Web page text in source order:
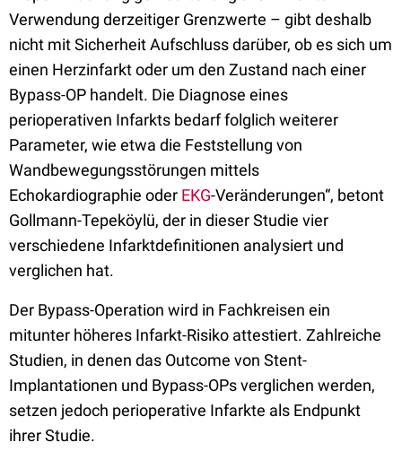
Verwendung derzeitiger Grenzwerte – gibt deshalb
nicht mit Sicherheit Aufschluss darüber, ob es sich um
einen Herzinfarkt oder um den Zustand nach einer
Bypass-OP handelt. Die Diagnose eines
perioperativen Infarkts bedarf folglich weiterer
Parameter, wie etwa die Feststellung von
Wandbewegungsstörungen mittels
Echokardiographie oder EKG-Veränderungen“, betont
Gollmann-Tepeköylü, der in dieser Studie vier
verschiedene Infarktdefinitionen analysiert und
verglichen hat.
Der Bypass-Operation wird in Fachkreisen ein
mitunter höheres Infarkt-Risiko attestiert. Zahlreiche
Studien, in denen das Outcome von Stent-
Implantationen und Bypass-OPs verglichen werden,
setzen jedoch perioperative Infarkte als Endpunkt
ihrer Studie.